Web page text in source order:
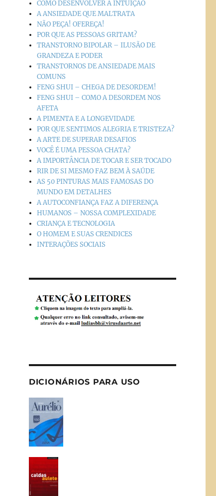
COMO DESENVOLVER A INTUIÇÃO
A ANSIEDADE QUE MALTRATA
NÃO PEÇA! OFEREÇA!
POR QUE AS PESSOAS GRITAM?
TRANSTORNO BIPOLAR – ILUSÃO DE
GRANDEZA E PODER
TRANSTORNOS DE ANSIEDADE MAIS
COMUNS
FENG SHUI – CHEGA DE DESORDEM!
FENG SHUI – COMO A DESORDEM NOS
AFETA
A PIMENTA E A LONGEVIDADE
POR QUE SENTIMOS ALEGRIA E TRISTEZA?
A ARTE DE SUPERAR DESAFIOS
VOCÊ É UMA PESSOA CHATA?
A IMPORTÂNCIA DE TOCAR E SER TOCADO
RIR DE SI MESMO FAZ BEM À SAÚDE
AS 50 PINTURAS MAIS FAMOSAS DO
MUNDO EM DETALHES
A AUTOCONFIANÇA FAZ A DIFERENÇA
HUMANOS – NOSSA COMPLEXIDADE
CRIANÇA E TECNOLOGIA
O HOMEM E SUAS CRENDICES
INTERAÇÕES SOCIAIS
DICIONÁRIOS PARA USO